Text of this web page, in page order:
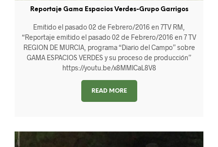
Reportaje Gama Espacios Verdes-Grupo Garrigos
Emitido el pasado 02 de Febrero/2016 en 7TV RM,
“Reportaje emitido el pasado 02 de Febrero/2016 en 7 TV
REGION DE MURCIA, programa “Diario del Campo” sobre
GAMA ESPACIOS VERDES y su proceso de producción”
https://youtu.be/x8MMlCaL8V8
READ MORE